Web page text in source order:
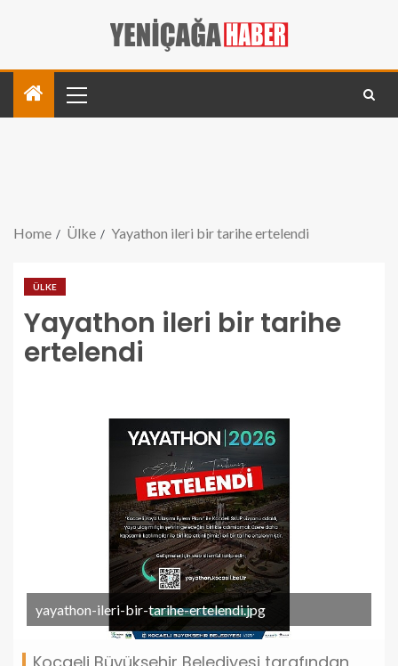
Home Ülke Yayathon ileri bir tarihe ertelendi
ÜLKE
Yayathon ileri bir tarihe
ertelendi
yayathon-ileri-bir-tarihe-ertelendi.jpg